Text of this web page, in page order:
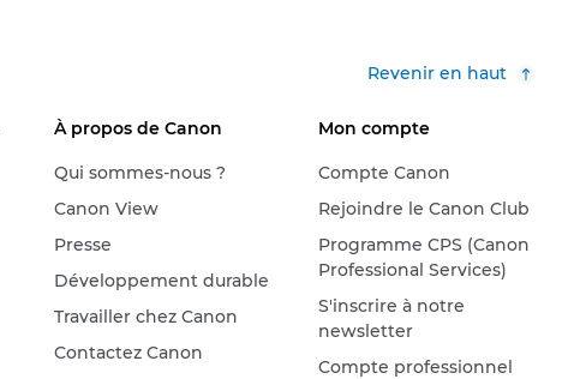
Revenir en haut
À propos de Canon
Qui sommes-nous ?
Canon View
Presse
Développement durable
Travailler chez Canon
Contactez Canon
Mon compte
Compte Canon
Rejoindre le Canon Club
Programme CPS (Canon
Professional Services)
S'inscrire à notre
newsletter
Compte professionnel